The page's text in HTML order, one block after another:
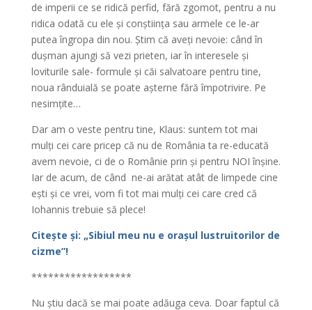
de imperii ce se ridică perfid, fără zgomot, pentru a nu
ridica odată cu ele și conștiința sau armele ce le-ar
putea îngropa din nou. Știm că aveți nevoie: când în
dușman ajungi să vezi prieten, iar în interesele și
loviturile sale- formule și căi salvatoare pentru tine,
noua rânduială se poate așterne fără împotrivire. Pe
nesimțite…
Dar am o veste pentru tine, Klaus: suntem tot mai
mulți cei care pricep că nu de România ta re-educată
avem nevoie, ci de o Românie prin și pentru NOI înșine.
Iar de acum, de când ne-ai arătat atât de limpede cine
ești și ce vrei, vom fi tot mai mulți cei care cred că
Iohannis trebuie să plece!
Citește și: „Sibiul meu nu e orașul lustruitorilor de
cizme”!
******************
Nu știu dacă se mai poate adăuga ceva. Doar faptul că